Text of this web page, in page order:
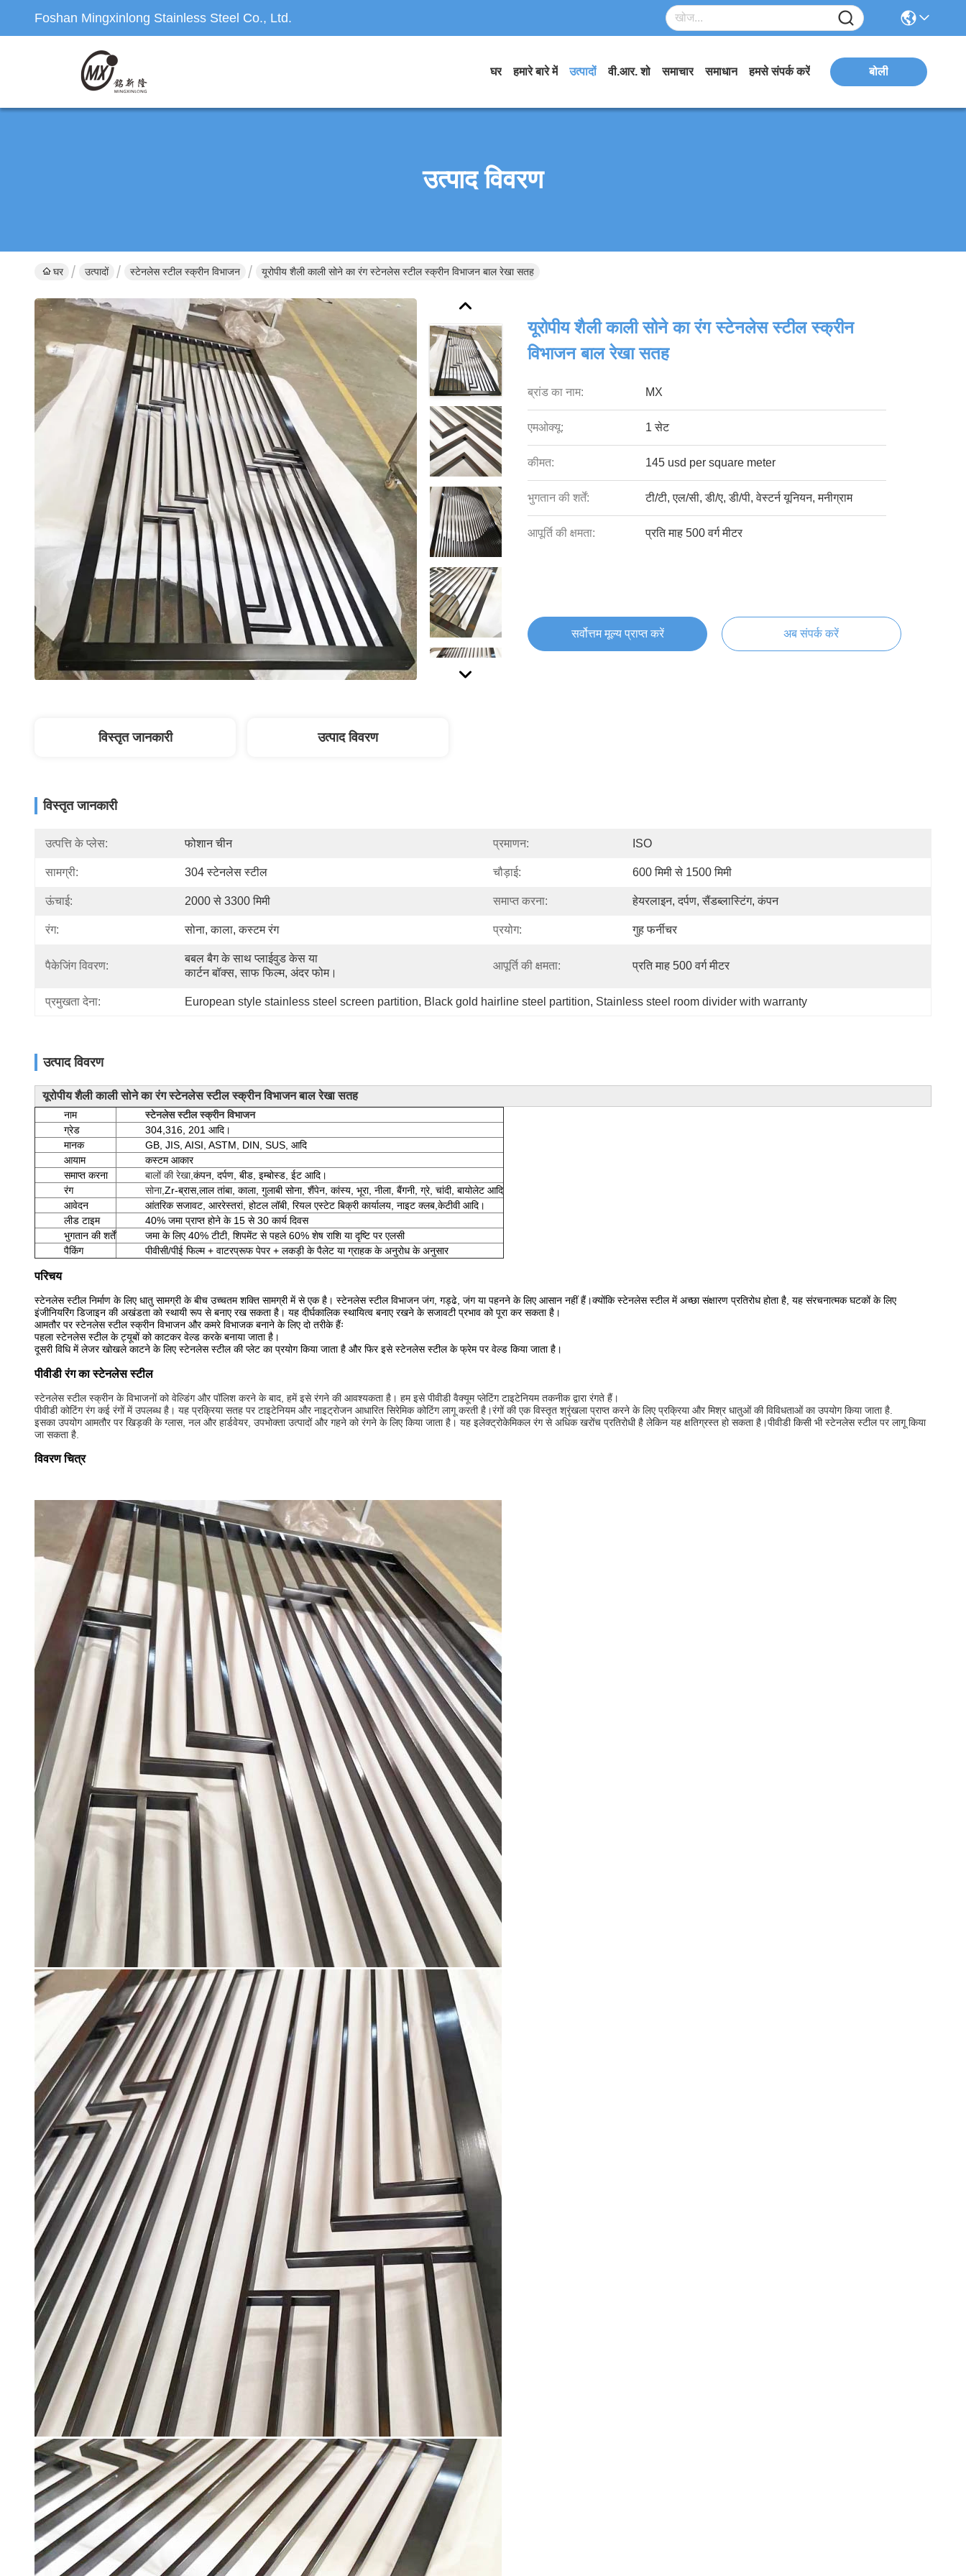
Foshan Mingxinlong Stainless Steel Co., Ltd.
घर हमारे बारे में उत्पादों वी.आर. शो समाचार समाधान हमसे संपर्क करें बोली
उत्पाद विवरण
घर उत्पादों स्टेनलेस स्टील स्क्रीन विभाजन यूरोपीय शैली काली सोने का रंग स्टेनलेस स्टील स्क्रीन विभाजन बाल रेखा सतह
यूरोपीय शैली काली सोने का रंग स्टेनलेस स्टील स्क्रीन
विभाजन बाल रेखा सतह
ब्रांड का नाम: MX
एमओक्यू: 1 सेट
कीमत: 145 usd per square meter
भुगतान की शर्तें: टी/टी, एल/सी, डी/ए, डी/पी, वेस्टर्न यूनियन, मनीग्राम
आपूर्ति की क्षमता: प्रति माह 500 वर्ग मीटर
सर्वोत्तम मूल्य प्राप्त करें अब संपर्क करें
विस्तृत जानकारी उत्पाद विवरण
विस्तृत जानकारी
उत्पत्ति के प्लेस: फोशान चीन प्रमाणन: ISO
सामग्री: 304 स्टेनलेस स्टील चौड़ाई: 600 मिमी से 1500 मिमी
ऊंचाई: 2000 से 3300 मिमी समाप्त करना: हेयरलाइन, दर्पण, सैंडब्लास्टिंग, कंपन
रंग: सोना, काला, कस्टम रंग प्रयोग: गुह फर्नीचर
पैकेजिंग विवरण:
बबल बैग के साथ प्लाईवुड केस या
कार्टन बॉक्स, साफ फिल्म, अंदर फोम।
आपूर्ति की क्षमता: प्रति माह 500 वर्ग मीटर
प्रमुखता देना: European style stainless steel screen partition, Black gold hairline steel partition, Stainless steel room divider with warranty
उत्पाद विवरण
यूरोपीय शैली काली सोने का रंग स्टेनलेस स्टील स्क्रीन विभाजन बाल रेखा सतह
नाम
स्टेनलेस स्टील स्क्रीन विभाजन
ग्रेड
304,316, 201 आदि।
मानक
GB, JIS, AISI, ASTM, DIN, SUS, आदि
आयाम
कस्टम आकार
समाप्त करना
बालों की रेखा,कंपन, दर्पण, बीड, इम्बोस्ड, ईट आदि।
रंग
सोना,Zr-ब्रास,लाल तांबा, काला, गुलाबी सोना, शैंपेन, कांस्य, भूरा, नीला, बैंगनी, ग्रे, चांदी, बायोलेट आदि
आवेदन
आंतरिक सजावट, आररेस्तरां, होटल लॉबी, रियल एस्टेट बिक्री कार्यालय, नाइट क्लब, केटीवी आदि।
लीड टाइम
40% जमा प्राप्त होने के 15 से 30 कार्य दिवस
भुगतान की शर्तें
जमा के लिए 40% टीटी, शिपमेंट से पहले 60% शेष राशि या दृष्टि पर एलसी
पैकिंग
पीवीसी/पीई फिल्म + वाटरप्रूफ पेपर + लकड़ी के पैलेट या ग्राहक के अनुरोध के अनुसार
परिचय
स्टेनलेस स्टील निर्माण के लिए धातु सामग्री के बीच उच्चतम शक्ति सामग्री में से एक है। स्टेनलेस स्टील विभाजन जंग, गड्ढे, जंग या पहनने के लिए आसान नहीं हैं।क्योंकि स्टेनलेस स्टील में अच्छा संक्षारण प्रतिरोध होता है, यह संरचनात्मक घटकों के लिए
इंजीनियरिंग डिजाइन की अखंडता को स्थायी रूप से बनाए रख सकता है। यह दीर्घकालिक स्थायित्व बनाए रखने के सजावटी प्रभाव को पूरा कर सकता है।
आमतौर पर स्टेनलेस स्टील स्क्रीन विभाजन और कमरे विभाजक बनाने के लिए दो तरीके हैंः
पहला स्टेनलेस स्टील के ट्यूबों को काटकर वेल्ड करके बनाया जाता है।
दूसरी विधि में लेजर खोखले काटने के लिए स्टेनलेस स्टील की प्लेट का प्रयोग किया जाता है और फिर इसे स्टेनलेस स्टील के फ्रेम पर वेल्ड किया जाता है।
पीवीडी रंग का स्टेनलेस स्टील
स्टेनलेस स्टील स्क्रीन के विभाजनों को वेल्डिंग और पॉलिश करने के बाद, हमें इसे रंगने की आवश्यकता है। हम इसे पीवीडी वैक्यूम प्लेटिंग टाइटेनियम तकनीक द्वारा रंगते हैं।
पीवीडी कोटिंग रंग कई रंगों में उपलब्ध है। यह प्रक्रिया सतह पर टाइटेनियम और नाइट्रोजन आधारित सिरेमिक कोटिंग लागू करती है।रंगों की एक विस्तृत श्रृंखला प्राप्त करने के लिए प्रक्रिया और मिश्र धातुओं की विविधताओं का उपयोग किया जाता है.
इसका उपयोग आमतौर पर खिड़की के ग्लास, नल और हार्डवेयर, उपभोक्ता उत्पादों और गहने को रंगने के लिए किया जाता है। यह इलेक्ट्रोकेमिकल रंग से अधिक खरोंच प्रतिरोधी है लेकिन यह क्षतिग्रस्त हो सकता है।पीवीडी किसी भी स्टेनलेस स्टील पर लागू किया
जा सकता है.
विवरण चित्र